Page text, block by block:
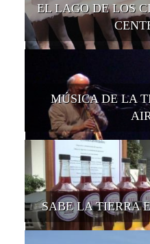
EL LAGO DE LOS
MÚSICA DE LA
SABE LA TIERRA